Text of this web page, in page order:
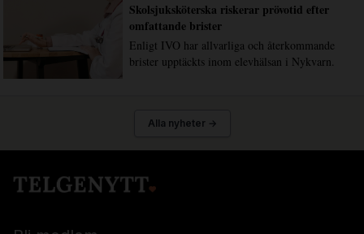
Skolsjuksköterska riskerar prövotid efter
omfattande brister
Enligt IVO har allvarliga och återkommande
brister upptäckts inom elevhälsan i Nykvarn.
Alla nyheter →